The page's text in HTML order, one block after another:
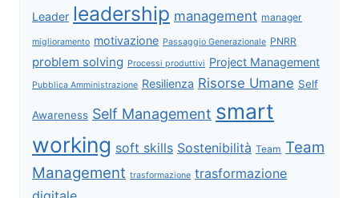
Leader leadership management manager
miglioramento motivazione Passaggio Generazionale PNRR
problem solving Processi produttivi Project Management
Pubblica Amministrazione Resilienza Risorse Umane Self
Awareness Self Management smart
working soft skills Sostenibilità Team Team
Management trasformazione trasformazione